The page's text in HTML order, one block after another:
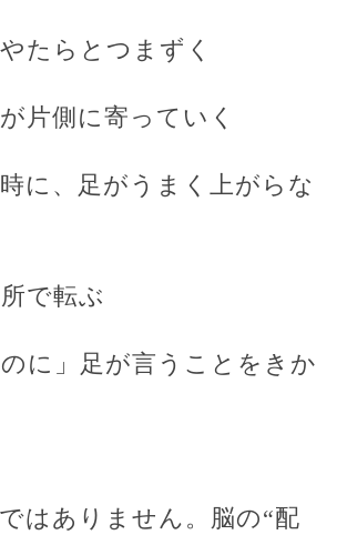
たらとつまずく
片側に寄っていく
に、足がうまく上がらな
で転ぶ
のに」足が言うことをきか
はありません。脳の“配